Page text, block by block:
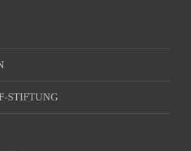
STIFTUNG